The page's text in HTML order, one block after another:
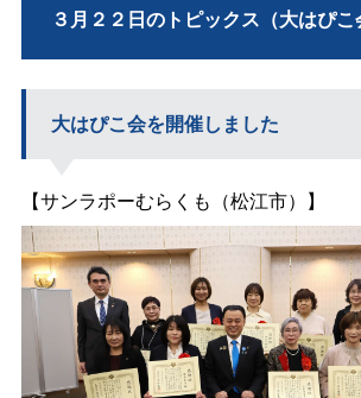
３月２２日のトピックス（大はぴこ
大はぴこ会を開催しました
【サンラポーむらくも（松江市）】